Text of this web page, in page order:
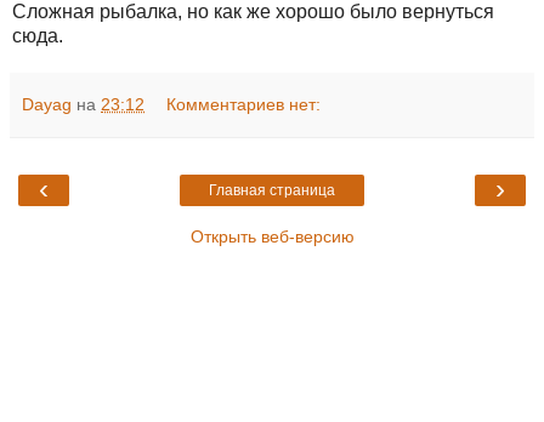
Сложная рыбалка, но как же хорошо было вернуться
сюда.
Dayag на 23:12 Комментариев нет:
‹ ›
Главная страница
Открыть веб-версию